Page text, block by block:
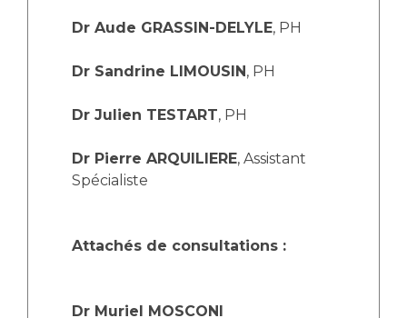
Handicap
Pôle Médecine Physique et Réadaptation
Charte Romain Jacob
Mouvement Parcours Handicap 13
Activité physique
Professionnels de santé
Adresser un patient
Médicale
Dr Aude GRASSIN-DELYLE, PH
Dr Sandrine LIMOUSIN, PH
Dr Julien TESTART, PH
Dr Pierre ARQUILIERE, Assistant
Spécialiste
Attachés de consultations :
Dr Muriel MOSCONI